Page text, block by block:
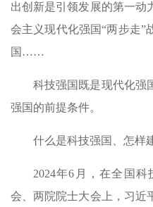
出创新是引领发展的第一动
会主义现代化强国“两步走”
国……
科技强国既是现代化强
强国的前提条件。
什么是科技强国、怎样
2024年6月，在全国
会、两院院士大会上，习近